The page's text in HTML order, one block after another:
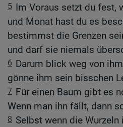
5 Im Voraus setzt du fest,
und Monat hast du es
bestimmst die Grenzen
und darf sie niemals
6 Darum blick weg von
gönne ihm sein bisschen
7 Für einen Baum gibt es
Wenn man ihn fällt, dann
8 Selbst wenn die Wurzeln